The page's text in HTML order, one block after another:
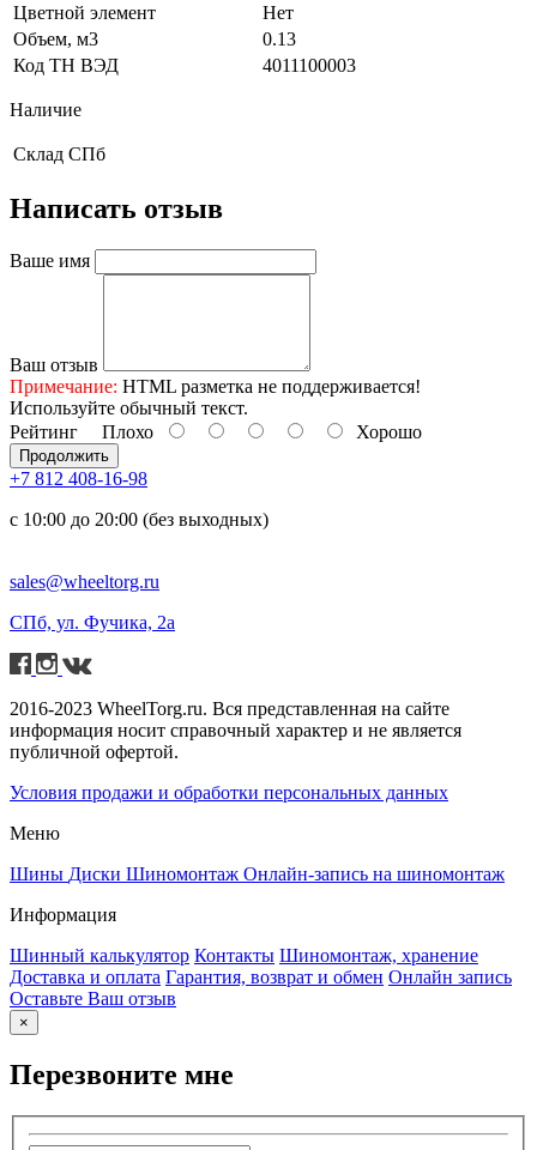
Цветной элемент
Нет
Объем, м3
0.13
Код ТН ВЭД
4011100003
Наличие
Склад СПб
Написать отзыв
Ваше имя
Ваш отзыв
Примечание: HTML разметка не поддерживается!
Используйте обычный текст.
Рейтинг Плохо Хорошо
Продолжить
+7 812 408-16-98
с 10:00 до 20:00 (без выходных)
sales@wheeltorg.ru
СПб, ул. Фучика, 2а
2016-2023 WheelTorg.ru. Вся представленная на сайте
информация носит справочный характер и не является
публичной офертой.
Условия продажи и обработки персональных данных
Меню
Шины Диски Шиномонтаж Онлайн-запись на шиномонтаж
Информация
Шинный калькулятор Контакты Шиномонтаж, хранение
Доставка и оплата Гарантия, возврат и обмен Онлайн запись
Оставьте Ваш отзыв
×
Перезвоните мне